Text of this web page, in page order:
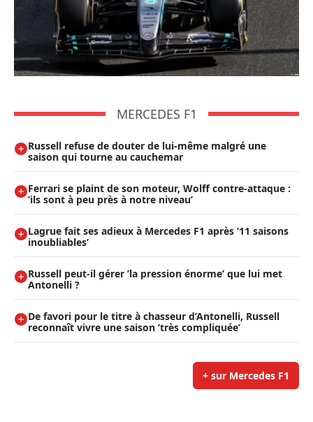
MERCEDES F1
Russell refuse de douter de lui-même malgré une
saison qui tourne au cauchemar
Ferrari se plaint de son moteur, Wolff contre-attaque :
’ils sont à peu près à notre niveau’
Lagrue fait ses adieux à Mercedes F1 après ’11 saisons
inoubliables’
Russell peut-il gérer ’la pression énorme’ que lui met
Antonelli ?
De favori pour le titre à chasseur d’Antonelli, Russell
reconnaît vivre une saison ’très compliquée’
+ sur Mercedes F1